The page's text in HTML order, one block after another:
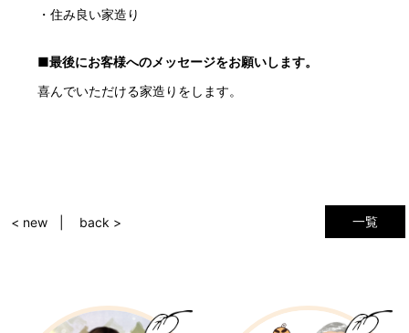
・住み良い家造り
■最後にお客様へのメッセージをお願いします。
喜んでいただける家造りをします。
一覧
< new back >